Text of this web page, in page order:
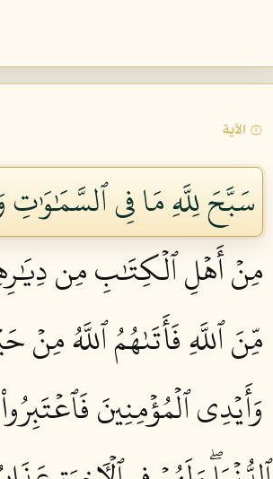
۞ الآية
سَبَّحَ لِلَّهِ مَا فِي ٱلسَّمَٰوَٰتِ
مِنۡ أَهۡلِ ٱلۡكِتَٰبِ مِن
مِّنَ ٱللَّهِ فَأَتَىٰهُمُ ٱللَّهُ
وَأَيۡدِي ٱلۡمُؤۡمِنِينَ